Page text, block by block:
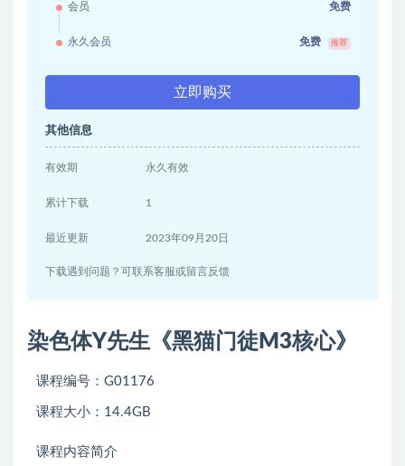
会员 免费
永久会员 免费 推荐
立即购买
其他信息
有效期 永久有效
累计下载 1
最近更新 2023年09月20日
下载遇到问题？可联系客服或留言反馈
染色体Y先生《黑猫门徒M3核心》
课程编号：G01176
课程大小：14.4GB
课程内容简介